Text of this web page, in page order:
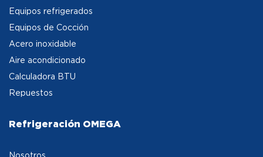
Equipos refrigerados
Equipos de Cocción
Acero inoxidable
Aire acondicionado
Calculadora BTU
Repuestos
Refrigeración OMEGA
Nosotros